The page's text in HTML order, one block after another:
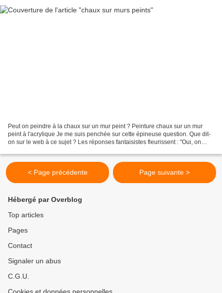
Peut on peindre à la chaux sur un mur peint ? Peinture chaux sur un mur
peint à l'acrylique Je me suis penchée sur cette épineuse question. Que dit-
on sur le web à ce sujet ? Les réponses fantaisistes fleurissent : "Oui, on
< Page précédente Page suivante >
Hébergé par Overblog
Top articles
Pages
Contact
Signaler un abus
C.G.U.